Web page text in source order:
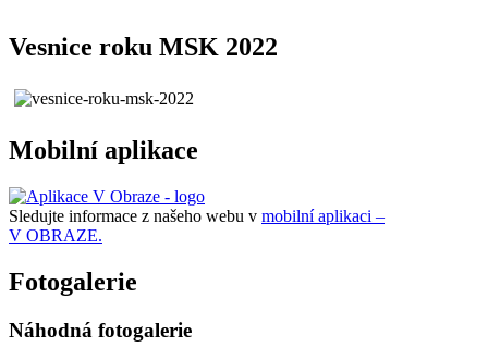
Vesnice roku MSK 2022
Mobilní aplikace
Sledujte informace z našeho webu v mobilní aplikaci –
V OBRAZE.
Fotogalerie
Náhodná fotogalerie